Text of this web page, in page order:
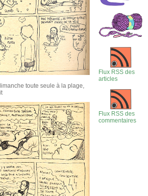
toute seule à la plage,
Flux RSS des
articles
Flux RSS des
commentaires